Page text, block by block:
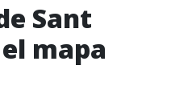
Sant
mapa